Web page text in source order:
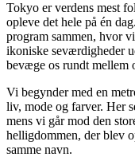
Tokyo er verdens mest
opleve det hele på én
program sammen, hvor
ikoniske seværdigheder
bevæge os rundt mellem
Vi begynder med en
liv, mode og farver. Her
mens vi går mod den
helligdommen, der blev
samme navn.